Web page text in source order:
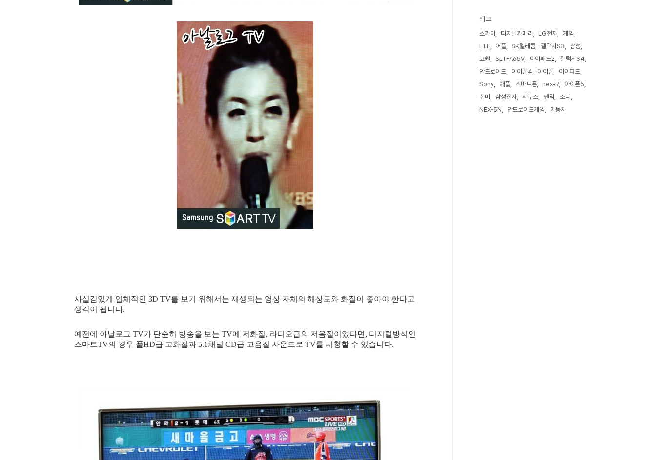
사실감있게 입체적인 3D TV를 보기 위해서는 재생되는 영상 자체의 해상도와 화질이 좋아야 한다고
생각이 됩니다.
예전에 아날로그 TV가 단순히 방송을 보는 TV에 저화질, 라디오급의 저음질이었다면, 디지털방식인
스마트TV의 경우 풀HD급 고화질과 5.1채널 CD급 고음질 사운드로 TV를 시청할 수 있습니다.
태그
스카이 디지털카메라 LG전자
게임
LTE
어플 SK텔레콤 갤럭시S3
삼성
코원
SLT-A65V 아이패드2
갤럭시S4
안드로이드
아이폰4 아이폰
아이패드
Sony
애플 스마트폰 nex-7
아이폰5
취미
삼성전자 제누스 팬택
소니
NEX-5N
안드로이드게임 자동차